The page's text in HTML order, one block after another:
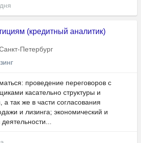
(кредитный аналитик)
Петербург
проведение переговоров с
касательно структуры и
а так же в части согласования
и лизинга; экономический и